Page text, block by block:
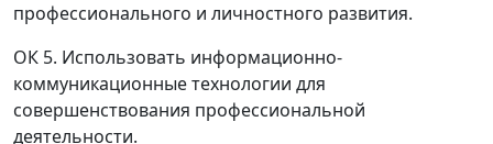
профессионального и личностного развития.
ОК 5. Использовать информационно-
коммуникационные технологии для
совершенствования профессиональной
деятельности.